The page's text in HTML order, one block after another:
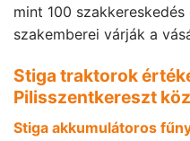
mint 100
szakemberei várják a
Stiga traktorok
Pilisszentkereszt
Stiga akkumulátoros